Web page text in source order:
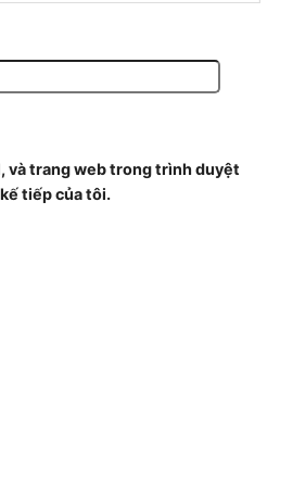
và trang web trong trình duyệt
tiếp của tôi.